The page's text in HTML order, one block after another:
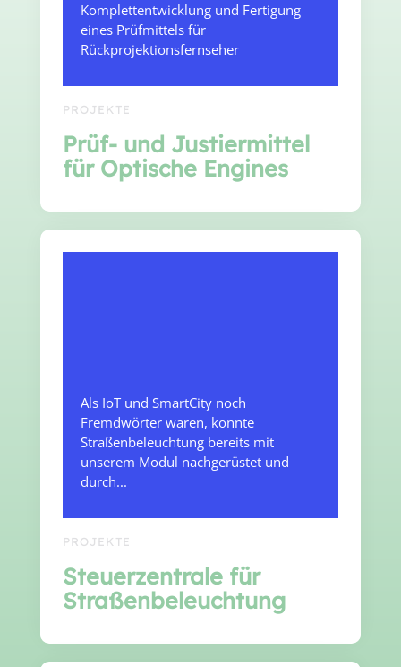
Komplettentwicklung und Fertigung
eines Prüfmittels für
Rückprojektionsfernseher
PROJEKTE
Prüf- und Justiermittel
für Optische Engines
Als IoT und SmartCity noch
Fremdwörter waren, konnte
Straßenbeleuchtung bereits mit
unserem Modul nachgerüstet und
durch...
PROJEKTE
Steuerzentrale für
Straßenbeleuchtung